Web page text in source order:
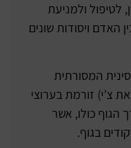
לטיפול ולמניעת
האדם ויסודות שונים
המסורתית
צ’י) זורמת בערוצי
הגוף כולו, אשר
בגוף.